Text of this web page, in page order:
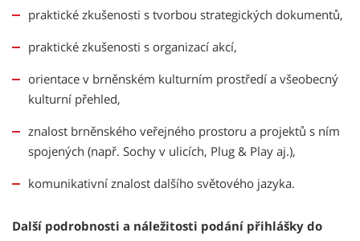
praktické zkušenosti s tvorbou strategických dokumentů,
praktické zkušenosti s organizací akcí,
orientace v brněnském kulturním prostředí a všeobecný
kulturní přehled,
znalost brněnského veřejného prostoru a projektů s ním
spojených (např. Sochy v ulicích, Plug & Play aj.),
komunikativní znalost dalšího světového jazyka.
Další podrobnosti a náležitosti podání přihlášky do